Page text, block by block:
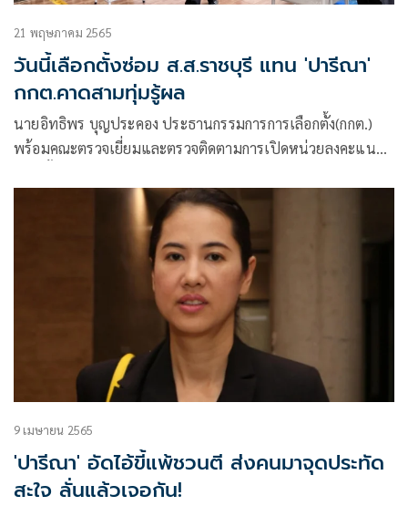
21 พฤษภาคม 2565
วันนี้เลือกตั้งซ่อม ส.ส.ราชบุรี แทน 'ปารีณา'
กกต.คาดสามทุ่มรู้ผล
นายอิทธิพร บุญประคอง ประธานกรรมการการเลือกตั้ง(กกต.)​
พร้อมคณะตรวจเยี่ยมและตรวจติดตามการเปิดหน่วยลงคะแนน
9 เมษายน 2565
'ปารีณา' อัดไอ้ขี้แพ้ชวนตี ส่งคนมาจุดประทัด
สะใจ ลั่นแล้วเจอกัน!